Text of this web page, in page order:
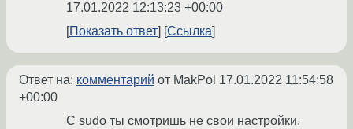
17.01.2022 12:13:23 +00:00
Показать ответ
Ссылка
Ответ на: комментарий от MakPol 17.01.2022 11:54:58
+00:00
С sudo ты смотришь не свои настройки.